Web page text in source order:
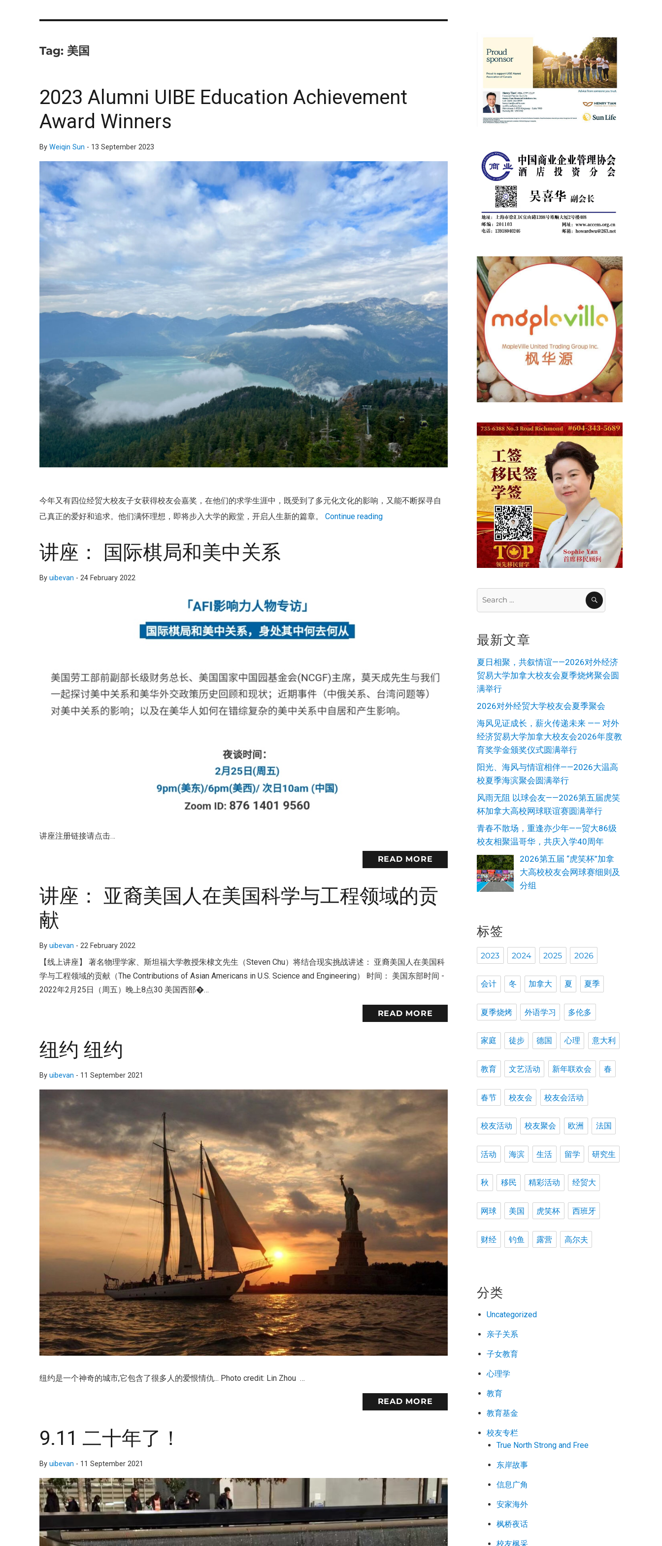
Tag: 美国
2023 Alumni UIBE Education Achievement
Award Winners
ByWeiqin Sun - 13 September 2023
今年又有四位经贸大校友子女获得校友会嘉奖，在他们的求学生涯中，既受到了多元化文化的影响，又能不断探寻自
己真正的爱好和追求。他们满怀理想，即将步入大学的殿堂，开启人生新的篇章。Continue reading
讲座： 国际棋局和美中关系
Byuibevan -24 February 2022
讲座注册链接请点击…
READ MORE
讲座： 亚裔美国人在美国科学与工程领域的贡
献
Byuibevan -22 February 2022
【线上讲座】 著名物理学家、斯坦福大学教授朱棣文先生（Steven Chu）将结合现实挑战讲述： 亚裔美国人在美国科
学与工程领域的贡献（The Contributions of Asian Americans in U.S. Science and Engineering） 时间： 美国东部时间 -
2022年2月25日（周五）晚上8点30 美国西部�…
READ MORE
纽约 纽约
Byuibevan - 11 September 2021
纽约是一个神奇的城市,它包含了很多人的爱恨情仇... Photo credit: Lin Zhou …
READ MORE
9.11 二十年了！
Byuibevan - 11 September 2021
SEARCH
最新文章
夏日相聚，共叙情谊——2026对外经济
贸易大学加拿大校友会夏季烧烤聚会圆
满举行
2026对外经贸大学校友会夏季聚会
海风见证成长，薪火传递未来 —— 对外
经济贸易大学加拿大校友会2026年度教
育奖学金颁奖仪式圆满举行
阳光、海风与情谊相伴——2026大温高
校夏季海滨聚会圆满举行
风雨无阻 以球会友——2026第五届虎笑
杯加拿大高校网球联谊赛圆满举行
青春不散场，重逢亦少年——贸大86级
校友相聚温哥华，共庆入学40周年
2026第五届 “虎笑杯”加拿
大高校校友会网球赛细则及
分组
标签
2023 2024 2025 2026
会计 冬 加拿大 夏 夏季
夏季烧烤 外语学习 多伦多
家庭 徒步 德国 心理 意大利
教育 文艺活动 新年联欢会 春
春节 校友会 校友会活动
校友活动 校友聚会 欧洲 法国
活动 海滨 生活 留学 研究生
秋 移民 精彩活动 经贸大
网球 美国 虎笑杯 西班牙
财经 钓鱼 露营 高尔夫
分类
Uncategorized
亲子关系
子女教育
心理学
教育
教育基金
校友专栏
True North Strong and Free
东岸故事
信息广角
安家海外
枫桥夜话
校友枫采